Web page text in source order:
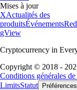
Mises à jour
XActualités des
produitsÉvénements
gView
Cryptocurrency in
Copyright © 2018 -
Conditions générales
LimitsStatut